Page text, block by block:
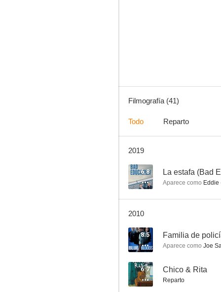
6.4
Días de trueno
Filmografía (41)
Todo Reparto
2019
6.8 La estafa (Bad
Aparece como Eddie
2010
8.5 Familia de
Aparece como Joe
6.7 Chico & Rita
Reparto